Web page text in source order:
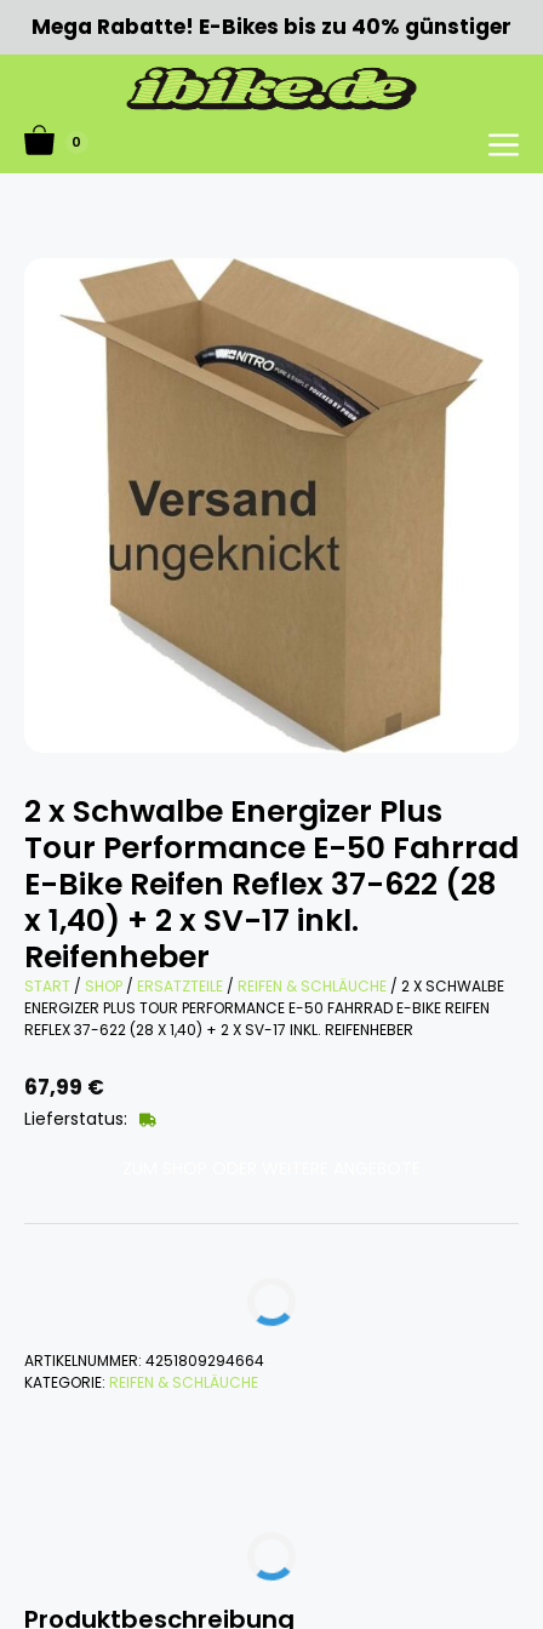
Zum
Inhalt
Mega Rabatte! E-Bikes bis zu 40% günstiger
0
Menü
2 x Schwalbe Energizer Plus
Tour Performance E-50 Fahrrad
E-Bike Reifen Reflex 37-622 (28
x 1,40) + 2 x SV-17 inkl.
Reifenheber
START / SHOP / ERSATZTEILE / REIFEN & SCHLÄUCHE / 2 X SCHWALBE
ENERGIZER PLUS TOUR PERFORMANCE E-50 FAHRRAD E-BIKE REIFEN
REFLEX 37-622 (28 X 1,40) + 2 X SV-17 INKL. REIFENHEBER
67,99 €
Lieferstatus:
ARTIKELNUMMER: 4251809294664
KATEGORIE: REIFEN & SCHLÄUCHE
Produktbeschreibung